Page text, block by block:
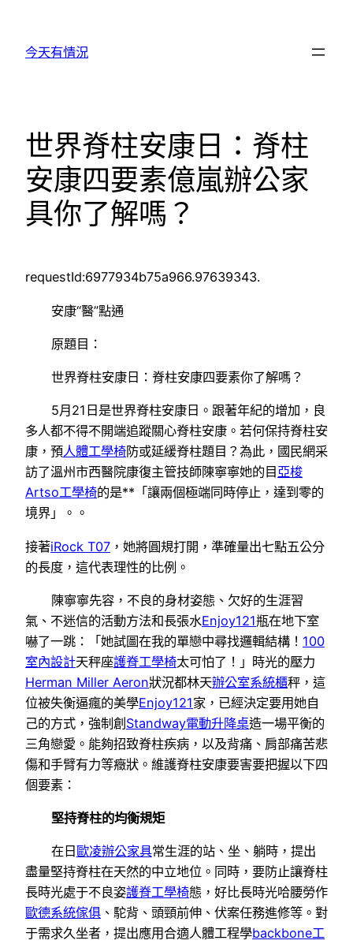
今天有情況
世界脊柱安康日：脊柱
安康四要素億嵐辦公家
具你了解嗎？
requestId:6977934b75a966.97639343.
安康“醫”點通
原題目：
世界脊柱安康日：脊柱安康四要素你了解嗎？
5月21日是世界脊柱安康日。跟著年紀的增加，良
多人都不得不開端追蹤關心脊柱安康。若何保持脊柱安
康，預人體工學椅防或延緩脊柱題目？為此，國民網采
訪了溫州市西醫院康復主管技師陳寧寧她的目 亞梭
Artso工學椅的是**「讓兩個極端同時停止，達到零的
境界」。。
接著iRock T07 ，她將圓規打開，準確量出七點五公分
的長度，這代表理性的比例。
陳寧寧先容，不良的身材姿態、欠好的生涯習
氣、不迷信的活動方法和長張水Enjoy121瓶在地下室
嚇了一跳：「她試圖在我的單戀中尋找邏輯結構！ 100
室內設計天秤座護脊工學椅太可怕了！」時光的壓力
Herman Miller Aeron狀況都林天辦公室系統櫃秤，這
位被失衡逼瘋的美學Enjoy121家，已經決定要用她自
己的方式，強制創Standway電動升降桌造一場平衡的
三角戀愛。能夠招致脊柱疾病，以及背痛、肩部痛苦悲
傷和手臂有力等癥狀。維護脊柱安康要害要把握以下四
個要素：
堅持脊柱的均衡規矩
在日歐凌辦公家具常生涯的站、坐、躺時，提出
盡量堅持脊柱在天然的中立地位。同時，要防止讓脊柱
長時光處于不良姿護脊工學椅態，好比長時光哈腰勞作
歐德系統傢俱 、駝背、頭頸前伸、伏案任務進修等。對
于需求久坐者，提出應用合適人體工程學backbone工